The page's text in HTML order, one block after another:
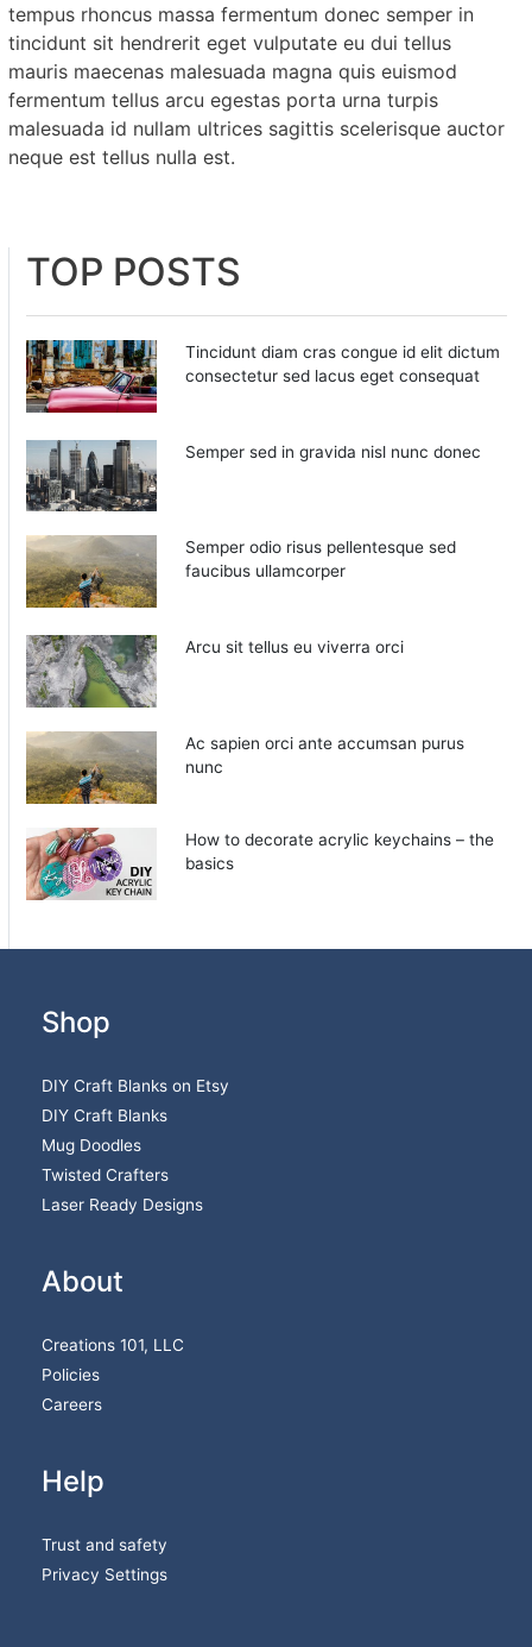
tempus rhoncus massa fermentum donec semper in
tincidunt sit hendrerit eget vulputate eu dui tellus
mauris maecenas malesuada magna quis euismod
fermentum tellus arcu egestas porta urna turpis
malesuada id nullam ultrices sagittis scelerisque auctor
neque est tellus nulla est.
TOP POSTS
Tincidunt diam cras congue id elit dictum
consectetur sed lacus eget consequat
Semper sed in gravida nisl nunc donec
Semper odio risus pellentesque sed
faucibus ullamcorper
Arcu sit tellus eu viverra orci
Ac sapien orci ante accumsan purus
nunc
How to decorate acrylic keychains – the
basics
Shop
DIY Craft Blanks on Etsy
DIY Craft Blanks
Mug Doodles
Twisted Crafters
Laser Ready Designs
About
Creations 101, LLC
Policies
Careers
Help
Trust and safety
Privacy Settings